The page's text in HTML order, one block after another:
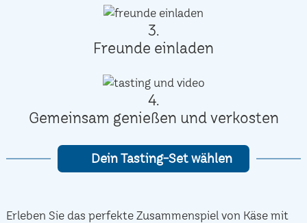
3.
Freunde einladen
4.
Gemeinsam genießen und verkosten
Dein Tasting-Set wählen
Erleben Sie das perfekte Zusammenspiel von Käse mit